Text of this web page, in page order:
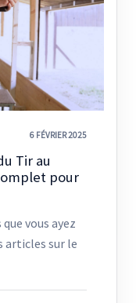
6 FÉVRIER 2025
Tir au
pour
vous ayez
articles sur le